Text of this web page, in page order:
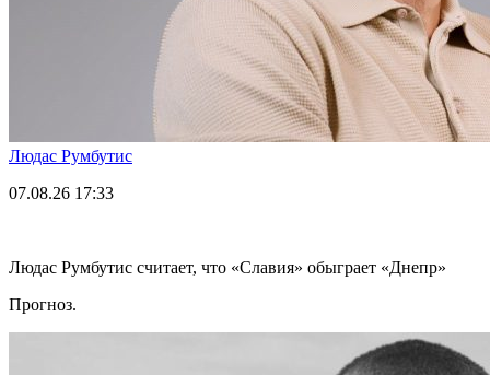
Людас Румбутис
07.08.26 17:33
Людас Румбутис считает, что «Славия» обыграет «Днепр»
Прогноз.